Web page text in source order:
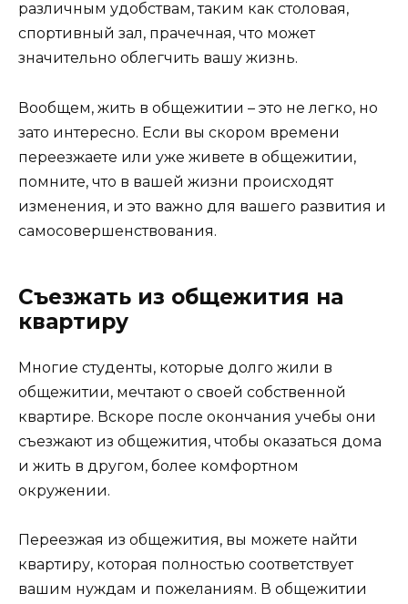
различным удобствам, таким как столовая,
спортивный зал, прачечная, что может
значительно облегчить вашу жизнь.
Вообщем, жить в общежитии – это не легко, но
зато интересно. Если вы скором времени
переезжаете или уже живете в общежитии,
помните, что в вашей жизни происходят
изменения, и это важно для вашего развития и
самосовершенствования.
Съезжать из общежития на
квартиру
Многие студенты, которые долго жили в
общежитии, мечтают о своей собственной
квартире. Вскоре после окончания учебы они
съезжают из общежития, чтобы оказаться дома
и жить в другом, более комфортном
окружении.
Переезжая из общежития, вы можете найти
квартиру, которая полностью соответствует
вашим нуждам и пожеланиям. В общежитии